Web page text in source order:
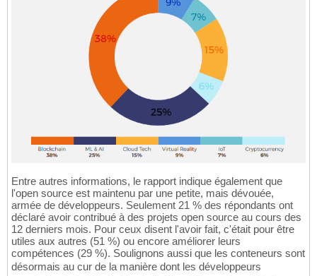
Entre autres informations, le rapport indique également que
l'open source est maintenu par une petite, mais dévouée,
armée de développeurs. Seulement 21 % des répondants ont
déclaré avoir contribué à des projets open source au cours des
12 derniers mois. Pour ceux disent l'avoir fait, c'était pour être
utiles aux autres (51 %) ou encore améliorer leurs
compétences (29 %). Soulignons aussi que les conteneurs sont
désormais au cur de la manière dont les développeurs